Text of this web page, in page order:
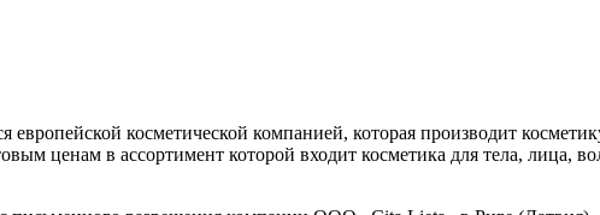
косметической компанией, которая производит
ценам в ассортимент которой входит косметика для тела, лица,